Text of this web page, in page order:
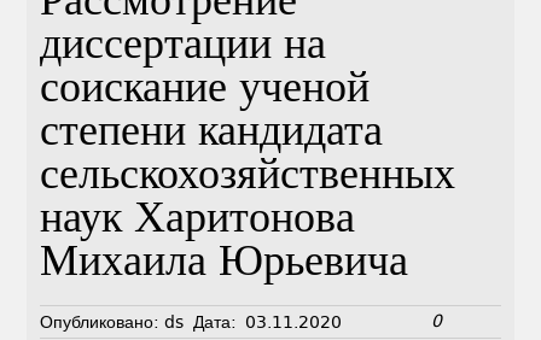
диссертации на
соискание ученой
степени кандидата
сельскохозяйственных
наук Харитонова
Михаила Юрьевича
Опубликовано: ds Дата: 03.11.2020 0